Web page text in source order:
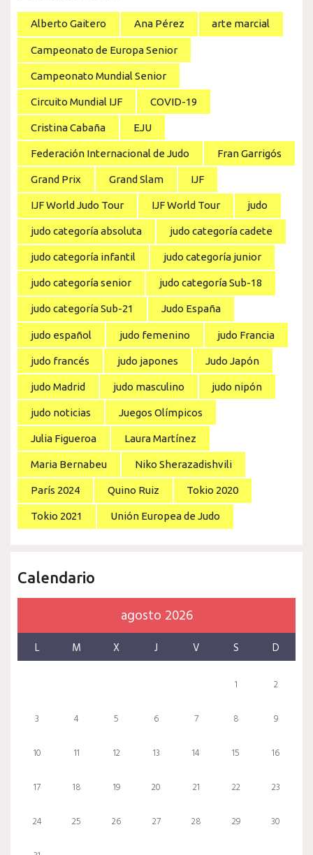
Alberto Gaitero Ana Pérez arte marcial
Campeonato de Europa Senior
Campeonato Mundial Senior
Circuito Mundial IJF COVID-19
Cristina Cabaña EJU
Federación Internacional de Judo Fran Garrigós
Grand Prix Grand Slam IJF
IJF World Judo Tour IJF World Tour judo
judo categoría absoluta judo categoría cadete
judo categoría infantil judo categoría junior
judo categoría senior judo categoría Sub-18
judo categoría Sub-21 Judo España
judo español judo femenino judo Francia
judo francés judo japones Judo Japón
judo Madrid judo masculino judo nipón
judo noticias Juegos Olímpicos
Julia Figueroa Laura Martínez
Maria Bernabeu Niko Sherazadishvili
París 2024 Quino Ruiz Tokio 2020
Tokio 2021 Unión Europea de Judo
Calendario
agosto 2026
L M X J V S D
1 2
3 4 5 6 7 8 9
10 11 12 13 14 15 16
17 18 19 20 21 22 23
24 25 26 27 28 29 30